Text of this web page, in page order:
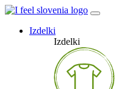
Izdelki
Izdelki